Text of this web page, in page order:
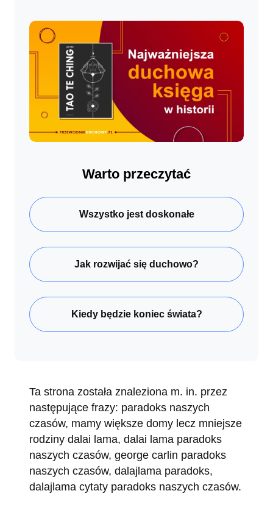
Warto przeczytać
Wszystko jest doskonałe
Jak rozwijać się duchowo?
Kiedy będzie koniec świata?
Ta strona została znaleziona m. in. przez
następujące frazy: paradoks naszych
czasów, mamy większe domy lecz mniejsze
rodziny dalai lama, dalai lama paradoks
naszych czasów, george carlin paradoks
naszych czasów, dalajlama paradoks,
dalajlama cytaty paradoks naszych czasów.